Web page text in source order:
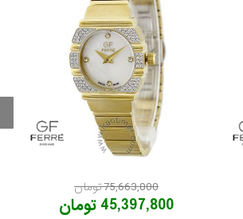
75,663,000 تومان
45,397,800 تومان